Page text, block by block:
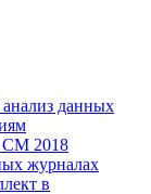
данных
2018
журналах
в